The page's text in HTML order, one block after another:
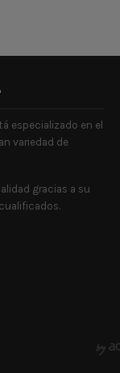
especializado en el
variedad de
gracias a su